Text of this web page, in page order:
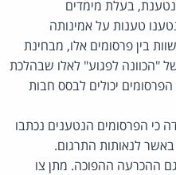
בעלת מימדים
טענות על אמינותה
בין פרסומים אלו, מבחינת
"הכוונה לפגוע" לאלו שבהלכת
יכולים לבסס חבות
כי הפרסומים הנטענים נכתבו
לנאותות התרגום.
ההכרעה ההפוכה. מתן צו